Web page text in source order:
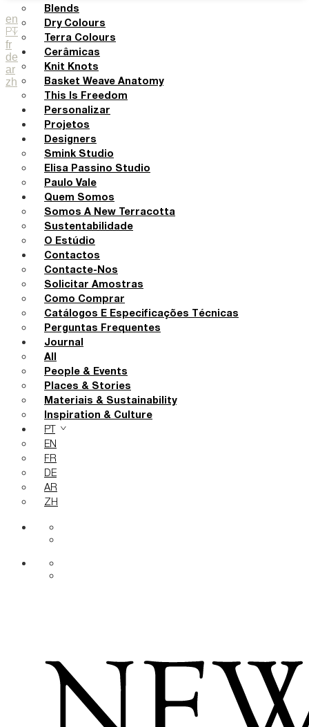
en
PT
fr
de
ar
zh
Blends
Dry Colours
Terra Colours
Cerâmicas
Knit Knots
Basket Weave Anatomy
This Is Freedom
Personalizar
Projetos
Designers
Smink Studio
Elisa Passino Studio
Paulo Vale
Quem Somos
Somos A New Terracotta
Sustentabilidade
O Estúdio
Contactos
Contacte-Nos
Solicitar Amostras
Como Comprar
Catálogos E Especificações Técnicas
Perguntas Frequentes
Journal
All
People & Events
Places & Stories
Materiais & Sustainability
Inspiration & Culture
PT
EN
FR
DE
AR
ZH